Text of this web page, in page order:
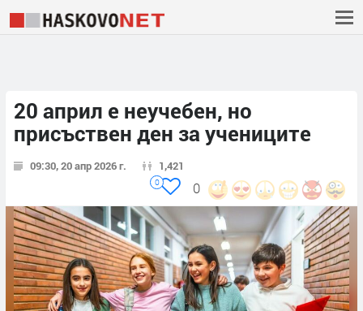
20 април е неучебен, но
присъствен ден за учениците
09:30, 20 апр 2026 г. 1,421
0
0